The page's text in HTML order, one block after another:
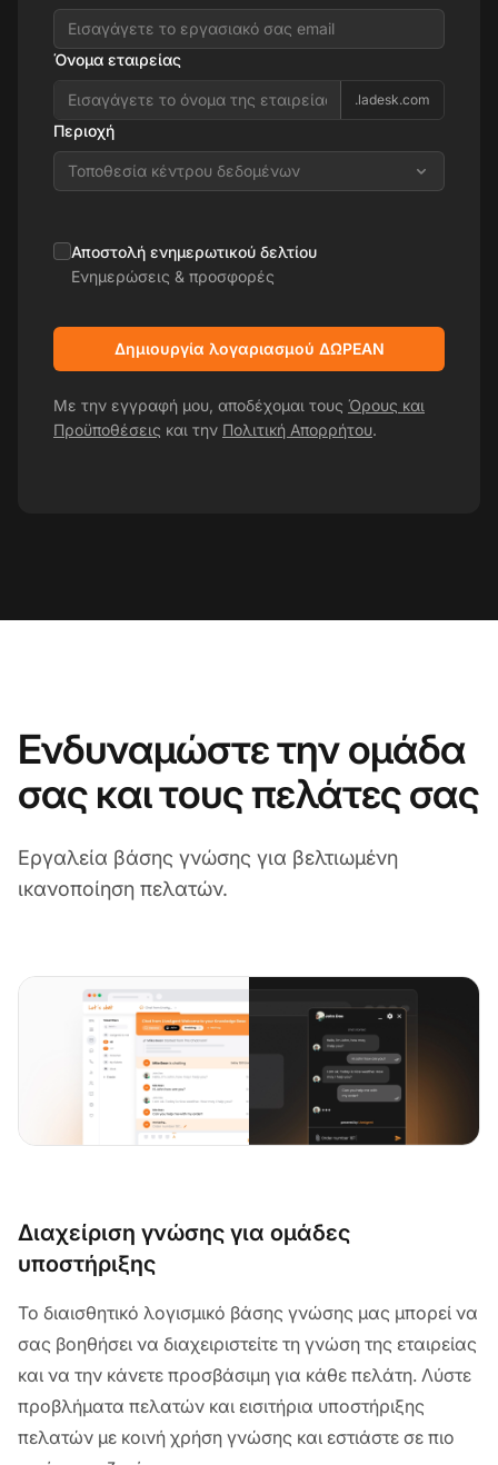
Όνομα εταιρείας
.ladesk.com
Περιοχή
Τοποθεσία κέντρου δεδομένων
Αποστολή ενημερωτικού δελτίου
Ενημερώσεις & προσφορές
Δημιουργία λογαριασμού ΔΩΡΕΑΝ
Με την εγγραφή μου, αποδέχομαι τους Όρους και
Προϋποθέσεις και την Πολιτική Απορρήτου.
Ενδυναμώστε την ομάδα
σας και τους πελάτες σας
Εργαλεία βάσης γνώσης για βελτιωμένη
ικανοποίηση πελατών.
Διαχείριση γνώσης για ομάδες
υποστήριξης
Το διαισθητικό λογισμικό βάσης γνώσης μας μπορεί να
σας βοηθήσει να διαχειριστείτε τη γνώση της εταιρείας
και να την κάνετε προσβάσιμη για κάθε πελάτη. Λύστε
προβλήματα πελατών και εισιτήρια υποστήριξης
πελατών με κοινή χρήση γνώσης και εστιάστε σε πιο